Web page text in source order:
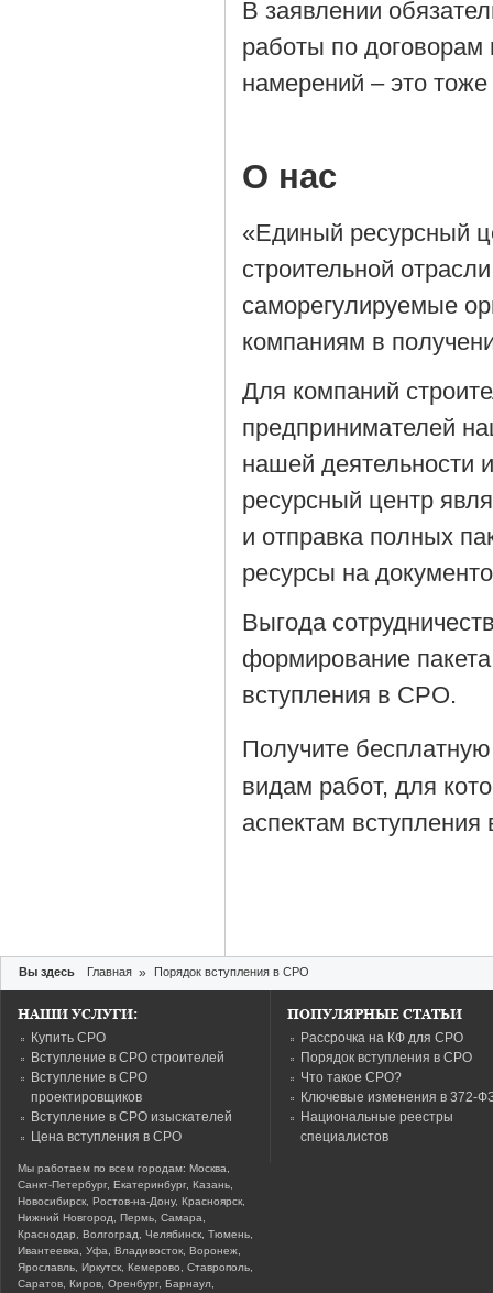
В заявлении
работы по договорам
намерений – это
О нас
«Единый ресурсный
строительной
саморегулируемые
компаниям в
Для компаний
предпринимателей
нашей деятельности
ресурсный центр
и отправка полных
ресурсы на
Выгода
формирование
вступления в СРО.
Получите
видам работ, для
аспектам
Вы здесь Главная » Порядок вступления в СРО
НАШИ УСЛУГИ:
Купить СРО
Вступление в СРО строителей
Вступление в СРО
проектировщиков
Вступление в СРО изыскателей
Цена вступления в СРО
Мы работаем по всем городам: Москва,
Санкт-Петербург, Екатеринбург, Казань,
Новосибирск, Ростов-на-Дону, Красноярск,
Нижний Новгород, Пермь, Самара,
Краснодар, Волгоград, Челябинск, Тюмень,
Ивантеевка, Уфа, Владивосток, Воронеж,
Ярославль, Иркутск, Кемерово, Ставрополь,
Саратов, Киров, Оренбург, Барнаул,
ПОПУЛЯРНЫЕ СТАТЬИ
Рассрочка на КФ для СРО
Порядок вступления в СРО
Что такое СРО?
Ключевые изменения в 372-
Национальные реестры
специалистов